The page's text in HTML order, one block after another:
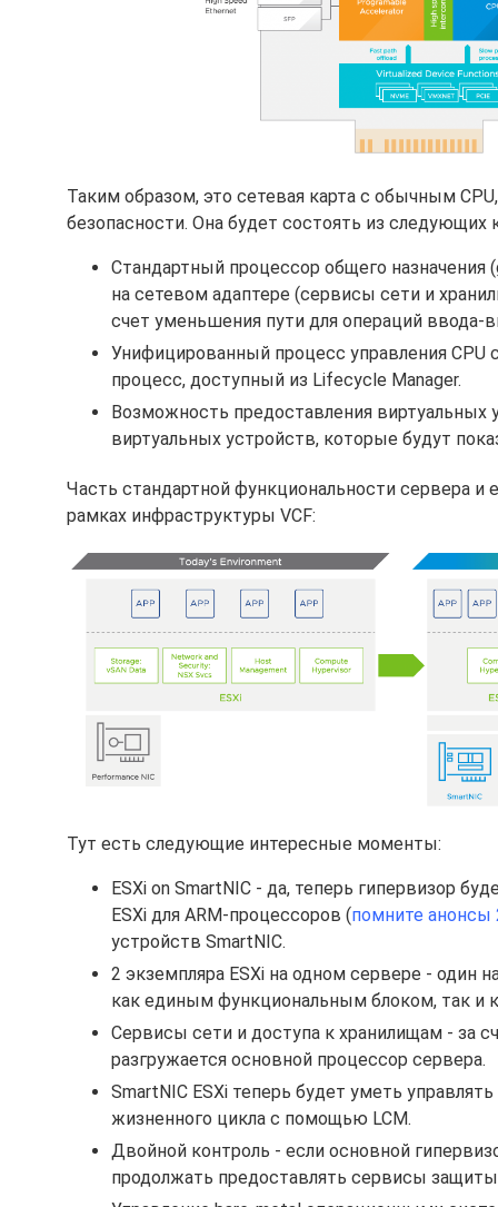
Таким образом, это сетевая карта с обычным
безопасности. Она будет состоять из следующих
Стандартный процессор общего назначения
на сетевом адаптере (сервисы сети и
счет уменьшения пути для операций ввода-
Унифицированный процесс управления
процесс, доступный из Lifecycle Manager.
Возможность предоставления
виртуальных устройств, которые будут
Часть стандартной функциональности сервера и
рамках инфраструктуры VCF:
Тут есть следующие интересные моменты:
ESXi on SmartNIC - да, теперь гипервизор
ESXi для ARM-процессоров (помните анонсы
устройств SmartNIC.
2 экземпляра ESXi на одном сервере - один
как единым функциональным блоком, так и
Сервисы сети и доступа к хранилищам - за
разгружается основной процессор сервера.
SmartNIC ESXi теперь будет уметь
жизненного цикла с помощью LCM.
Двойной контроль - если основной
продолжать предоставлять сервисы